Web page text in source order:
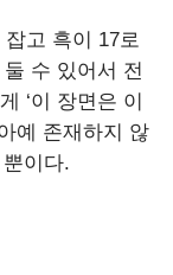
고 흑이 17로
수 있어서 전
‘이 장면은 이
예 존재하지 않
이다.